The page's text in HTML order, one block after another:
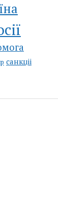
санкціі